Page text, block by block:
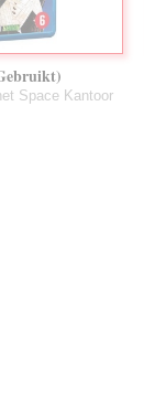
Space Kantoor